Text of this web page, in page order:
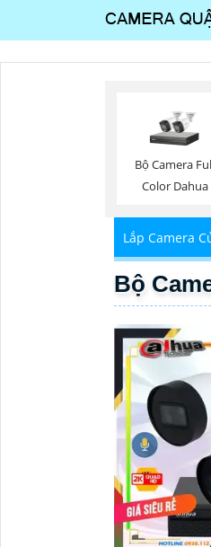
Bộ Camera
Color Dahua
Lắp Camera
Bộ